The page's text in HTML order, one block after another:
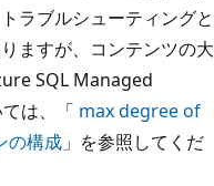
ラブルシューティングと
ますが、コンテンツの大
SQL Managed
は、「 max degree of
の構成 」を参照してくだ